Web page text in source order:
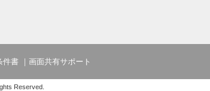
件書 画面共有サポート
Reserved.